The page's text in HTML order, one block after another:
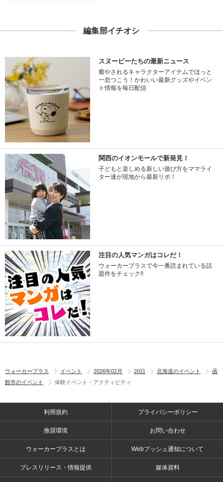
編集部イチオシ
スヌーピーたちの最新ニュース
癒やされるキャラクターアイテムでほっと
一息つこう！かわいい最新グッズやイベン
ト情報を毎日配信
関西のイオンモールで新発見！
子どもと楽しめる新しい遊び方をママライ
ター達が現地から最新リポ！
注目の人気マンガはコレだ！
ウォーカープラスで今一番読まれている話
題作をチェック!!
ウォーカープラス イベント 2026年02月 20日 北海道のイベント
函
館市のイベント
体験イベント・アクティビティ
利用規約 プライバシーポリシー
推奨環境 お問い合わせ
ウォーカープラスとは Webプッシュ通知について
プレスリリース・情報提供 媒体資料